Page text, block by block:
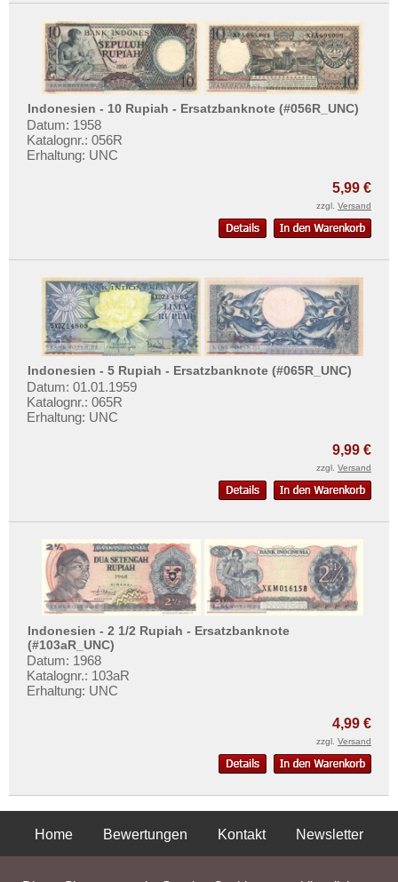
Indonesien - 10 Rupiah - Ersatzbanknote (#056R_UNC)
Datum: 1958
Katalognr.: 056R
Erhaltung: UNC
5,99 €
zzgl. Versand
Indonesien - 5 Rupiah - Ersatzbanknote (#065R_UNC)
Datum: 01.01.1959
Katalognr.: 065R
Erhaltung: UNC
9,99 €
zzgl. Versand
Indonesien - 2 1/2 Rupiah - Ersatzbanknote
(#103aR_UNC)
Datum: 1968
Katalognr.: 103aR
Erhaltung: UNC
4,99 €
zzgl. Versand
Home Bewertungen Kontakt
Newsletter